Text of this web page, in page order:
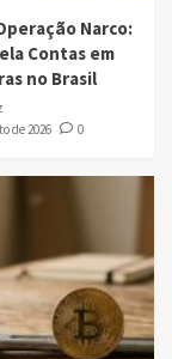
Narco:
Contas em
no Brasil
de 2026
0